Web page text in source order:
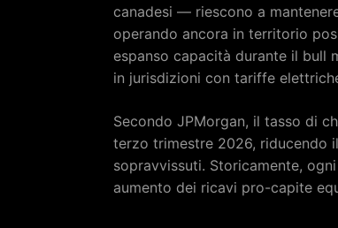
canadesi — riescono a
operando ancora in territorio
espanso capacità durante il bull
in jurisdizioni con tariffe
Secondo JPMorgan, il tasso di
terzo trimestre 2026, riducendo
sopravvissuti. Storicamente,
aumento dei ricavi pro-capite